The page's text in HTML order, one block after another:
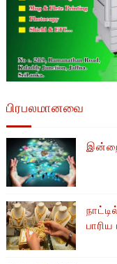
பிரபலமானவை